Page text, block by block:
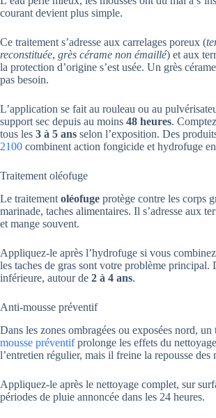
courant devient plus simple.
Ce traitement s’adresse aux carrelages poreux (
reconstituée, grès cérame non émaillé) et aux
la protection d’origine s’est usée. Un grès
pas besoin.
L’application se fait au rouleau ou au
support sec depuis au moins 48 heures.
tous les 3 à 5 ans selon l’exposition. Des
2100 combinent action fongicide et hydrofuge
Traitement oléofuge
Le traitement oléofuge protège contre les corps
marinade, taches alimentaires. Il s’adresse aux
et mange souvent.
Appliquez-le après l’hydrofuge si vous
les taches de gras sont votre problème principal.
inférieure, autour de 2 à 4 ans.
Anti-mousse préventif
Dans les zones ombragées ou exposées nord, un
mousse préventifprolonge les effets du
l’entretien régulier, mais il freine la repousse des
Appliquez-le après le nettoyage complet, sur
périodes de pluie annoncée dans les 24 heures.